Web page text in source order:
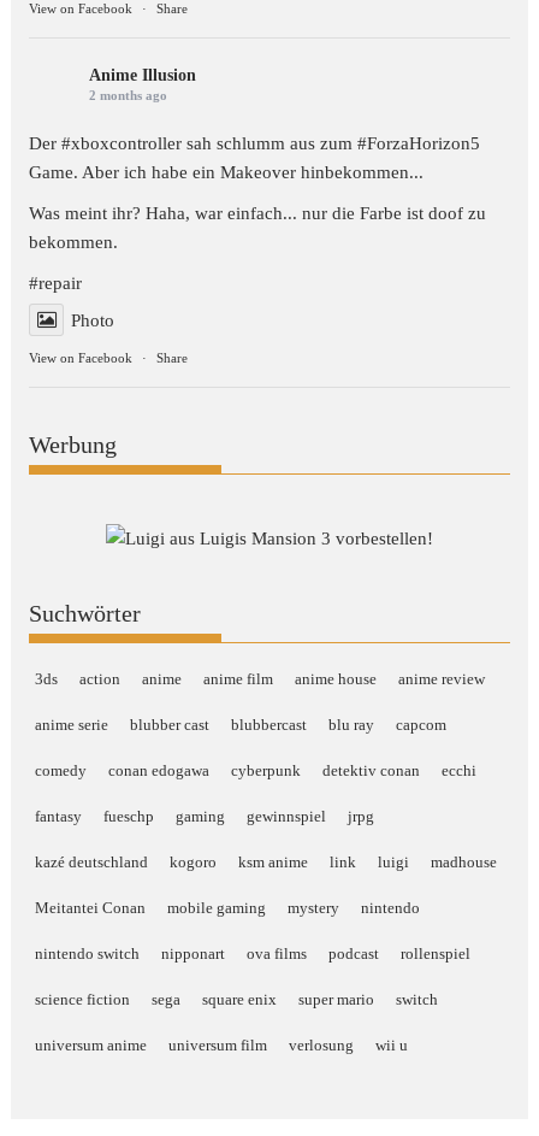
View on Facebook · Share
Anime Illusion
2 months ago
Der #xboxcontroller sah schlumm aus zum#ForzaHorizon5
Game. Aber ich habe ein Makeover hinbekommen...
Was meint ihr? Haha, war einfach... nur die Farbe ist doof zu
bekommen.
#repair
Photo
View on Facebook · Share
Werbung
Suchwörter
3ds action anime anime film anime house anime review
anime serie blubber cast blubbercast blu ray capcom
comedy conan edogawa cyberpunk detektiv conan ecchi
fantasy fueschp gaming gewinnspiel jrpg
kazé deutschland kogoro ksm anime link luigi madhouse
Meitantei Conan mobile gaming mystery nintendo
nintendo switch nipponart ova films podcast rollenspiel
science fiction sega square enix super mario switch
universum anime universum film verlosung wii u